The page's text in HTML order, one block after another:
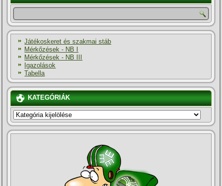
Játékoskeret és szakmai stáb
Mérkőzések - NB I
Mérkőzések - NB III
Igazolások
Tabella
KATEGÓRIÁK
KATEGÓRIÁK